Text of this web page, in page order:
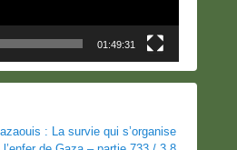
01:49:31
: La survie qui s’organise